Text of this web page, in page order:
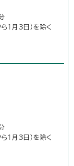
1月3日）を除く
1月3日）を除く